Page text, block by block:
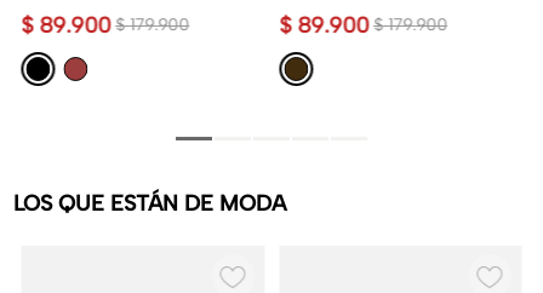
$ 179.900
$ 89.900
$ 179.900
$ 89.900
LOS QUE ESTÁN DE MODA